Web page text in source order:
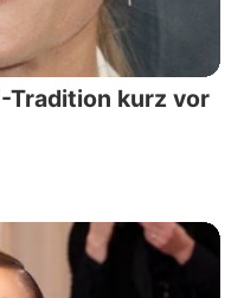
Tradition kurz vor